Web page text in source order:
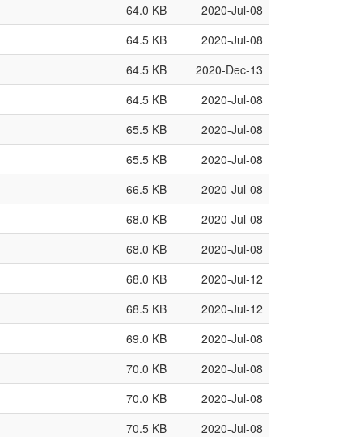
64.0 KB
2020-Jul-08
64.5 KB
2020-Jul-08
64.5 KB
2020-Dec-13
64.5 KB
2020-Jul-08
65.5 KB
2020-Jul-08
65.5 KB
2020-Jul-08
66.5 KB
2020-Jul-08
68.0 KB
2020-Jul-08
68.0 KB
2020-Jul-08
68.0 KB
2020-Jul-12
68.5 KB
2020-Jul-12
69.0 KB
2020-Jul-08
70.0 KB
2020-Jul-08
70.0 KB
2020-Jul-08
70.5 KB
2020-Jul-08